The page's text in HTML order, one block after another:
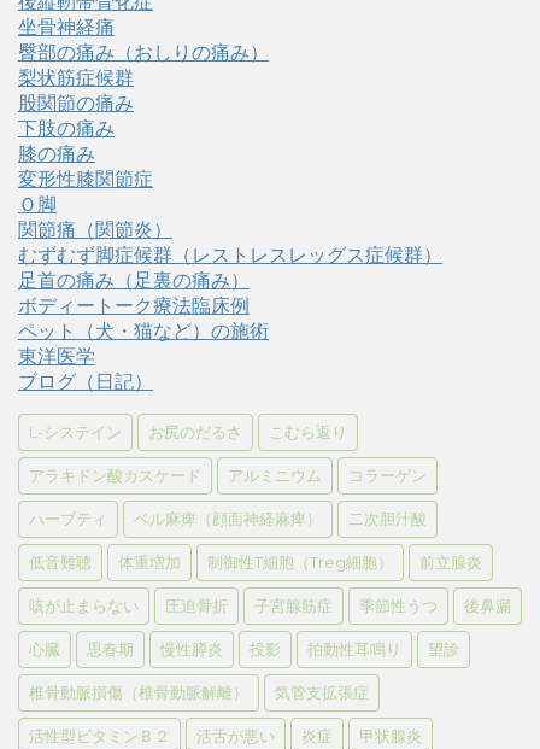
坐骨神経痛
臀部の痛み（おしりの痛み）
梨状筋症候群
股関節の痛み
下肢の痛み
膝の痛み
変形性膝関節症
Ｏ脚
関節痛（関節炎）
むずむず脚症候群（レストレスレッグス症候群）
足首の痛み（足裏の痛み）
ボディートーク療法臨床例
ペット（犬・猫など）の施術
東洋医学
ブログ（日記）
L-システイン お尻のだるさ こむら返り
アラキドン酸カスケード アルミニウム コラーゲン
ハーブティ ベル麻痺（顔面神経麻痺） 二次胆汁酸
低音難聴 体重増加 制御性T細胞（Treg細胞） 前立腺炎
咳が止まらない 圧迫骨折 子宮腺筋症 季節性うつ 後鼻漏
心臓 思春期 慢性膵炎 投影 拍動性耳鳴り 望診
椎骨動脈損傷（椎骨動脈解離） 気管支拡張症
活性型ビタミンＢ２ 活舌が悪い 炎症 甲状腺炎